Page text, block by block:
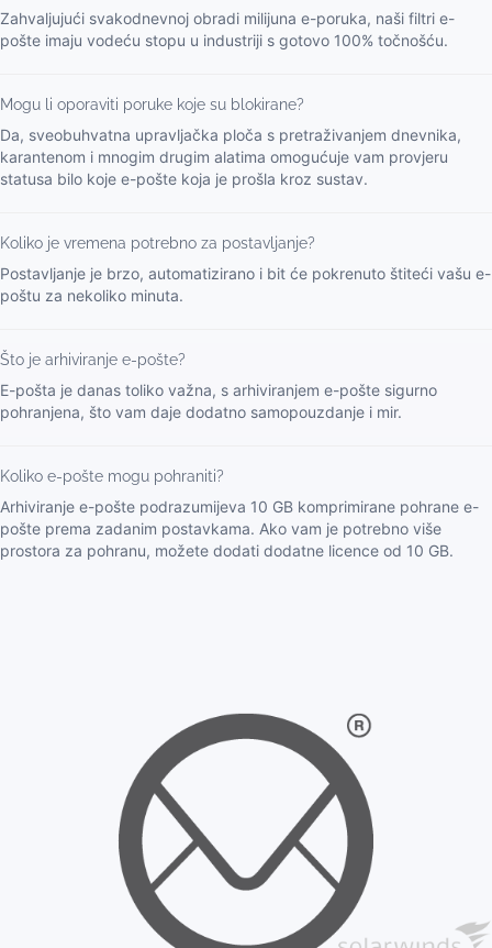
Zahvaljujući svakodnevnoj obradi milijuna e-poruka, naši filtri e-
pošte imaju vodeću stopu u industriji s gotovo 100% točnošću.
Mogu li oporaviti poruke koje su blokirane?
Da, sveobuhvatna upravljačka ploča s pretraživanjem dnevnika,
karantenom i mnogim drugim alatima omogućuje vam provjeru
statusa bilo koje e-pošte koja je prošla kroz sustav.
Koliko je vremena potrebno za postavljanje?
Postavljanje je brzo, automatizirano i bit će pokrenuto štiteći vašu e-
poštu za nekoliko minuta.
Što je arhiviranje e-pošte?
E-pošta je danas toliko važna, s arhiviranjem e-pošte sigurno
pohranjena, što vam daje dodatno samopouzdanje i mir.
Koliko e-pošte mogu pohraniti?
Arhiviranje e-pošte podrazumijeva 10 GB komprimirane pohrane e-
pošte prema zadanim postavkama. Ako vam je potrebno više
prostora za pohranu, možete dodati dodatne licence od 10 GB.